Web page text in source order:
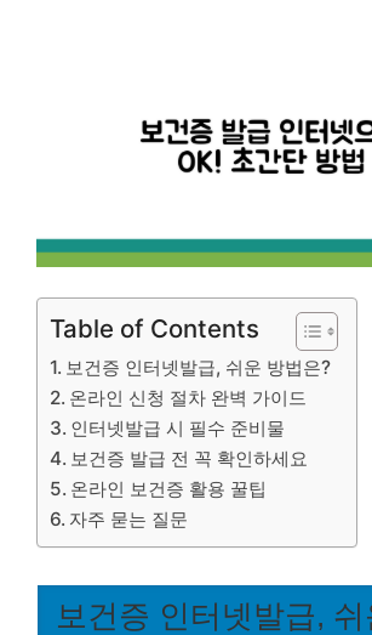
Table of Contents
보건증 인터넷발급, 쉬운 방법은?
온라인 신청 절차 완벽 가이드
인터넷발급 시 필수 준비물
보건증 발급 전 꼭 확인하세요
온라인 보건증 활용 꿀팁
자주 묻는 질문
보건증 인터넷발급, 쉬